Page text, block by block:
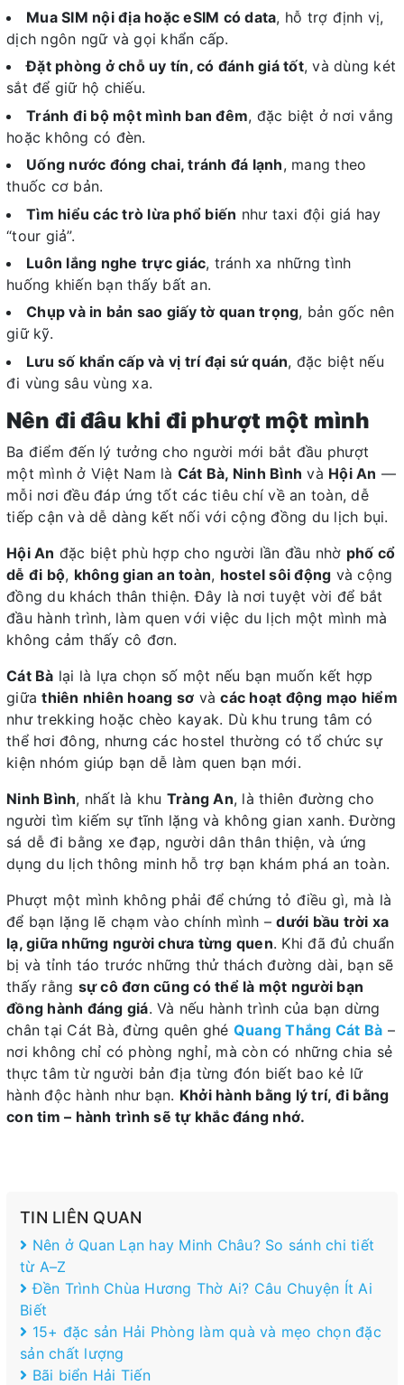
Mua SIM nội địa hoặc eSIM có data, hỗ trợ định vị,
dịch ngôn ngữ và gọi khẩn cấp.
Đặt phòng ở chỗ uy tín, có đánh giá tốt, và dùng két
sắt để giữ hộ chiếu.
Tránh đi bộ một mình ban đêm, đặc biệt ở nơi vắng
hoặc không có đèn.
Uống nước đóng chai, tránh đá lạnh, mang theo
thuốc cơ bản.
Tìm hiểu các trò lừa phổ biến như taxi đội giá hay
“tour giả”.
Luôn lắng nghe trực giác, tránh xa những tình
huống khiến bạn thấy bất an.
Chụp và in bản sao giấy tờ quan trọng, bản gốc nên
giữ kỹ.
Lưu số khẩn cấp và vị trí đại sứ quán, đặc biệt nếu
đi vùng sâu vùng xa.
Nên đi đâu khi đi phượt một mình
Ba điểm đến lý tưởng cho người mới bắt đầu phượt
một mình ở Việt Nam là Cát Bà, Ninh Bình và Hội An —
mỗi nơi đều đáp ứng tốt các tiêu chí về an toàn, dễ
tiếp cận và dễ dàng kết nối với cộng đồng du lịch bụi.
Hội An đặc biệt phù hợp cho người lần đầu nhờ phố cổ
dễ đi bộ, không gian an toàn, hostel sôi động và cộng
đồng du khách thân thiện. Đây là nơi tuyệt vời để bắt
đầu hành trình, làm quen với việc du lịch một mình mà
không cảm thấy cô đơn.
Cát Bà lại là lựa chọn số một nếu bạn muốn kết hợp
giữathiên nhiên hoang sơ vàcác hoạt động mạo hiểm
như trekking hoặc chèo kayak. Dù khu trung tâm có
thể hơi đông, nhưng các hostel thường có tổ chức sự
kiện nhóm giúp bạn dễ làm quen bạn mới.
Ninh Bình, nhất là khu Tràng An, là thiên đường cho
người tìm kiếm sự tĩnh lặng và không gian xanh. Đường
sá dễ đi bằng xe đạp, người dân thân thiện, và ứng
dụng du lịch thông minh hỗ trợ bạn khám phá an toàn.
Phượt một mình không phải để chứng tỏ điều gì, mà là
để bạn lặng lẽ chạm vào chính mình –dưới bầu trời xa
lạ, giữa những người chưa từng quen. Khi đã đủ chuẩn
bị và tỉnh táo trước những thử thách đường dài, bạn sẽ
thấy rằng sự cô đơn cũng có thể là một người bạn
đồng hành đáng giá. Và nếu hành trình của bạn dừng
chân tại Cát Bà, đừng quên ghé Quang Thắng Cát Bà –
nơi không chỉ có phòng nghỉ, mà còn có những chia sẻ
thực tâm từ người bản địa từng đón biết bao kẻ lữ
hành độc hành như bạn. Khởi hành bằng lý trí, đi bằng
con tim – hành trình sẽ tự khắc đáng nhớ.
TIN LIÊN QUAN
Nên ở Quan Lạn hay Minh Châu? So sánh chi tiết
từ A–Z
Đền Trình Chùa Hương Thờ Ai? Câu Chuyện Ít Ai
Biết
15+ đặc sản Hải Phòng làm quà và mẹo chọn đặc
sản chất lượng
Bãi biển Hải Tiến